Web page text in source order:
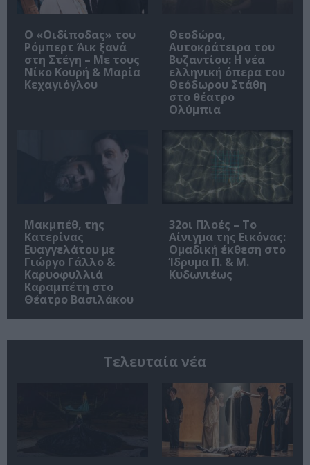
O «Οιδίποδας» του
Ρόμπερτ Άικ ξανά
στη Στέγη – Με τους
Νίκο Κουρή & Μαρία
Κεχαγιόγλου
Θεοδώρα,
Αυτοκράτειρα του
Βυζαντίου: Η νέα
ελληνική όπερα του
Θεόδωρου Στάθη
στο θέατρο
Ολύμπια
Μακμπέθ, της
Κατερίνας
Ευαγγελάτου με
Γιώργο Γάλλο &
Καρυοφυλλιά
Καραμπέτη στο
Θέατρο Βασιλάκου
32οι Πλοές – Το
Αίνιγμα της Εικόνας:
Ομαδική έκθεση στο
Ίδρυμα Π. & Μ.
Κυδωνιέως
Τελευταία νέα